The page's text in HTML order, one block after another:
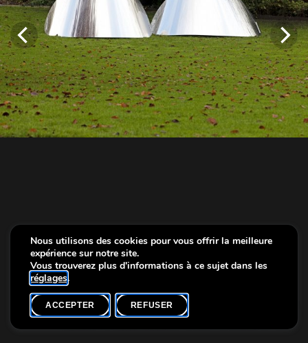
PARS 2019 Frauke Eckhardt 5 (c) Olivier Minaire
Nous utilisons des cookies pour vous offrir la meilleure
expérience sur notre site.
Vous trouverez plus d'informations à ce sujet dans les
réglages.
ACCEPTER REFUSER